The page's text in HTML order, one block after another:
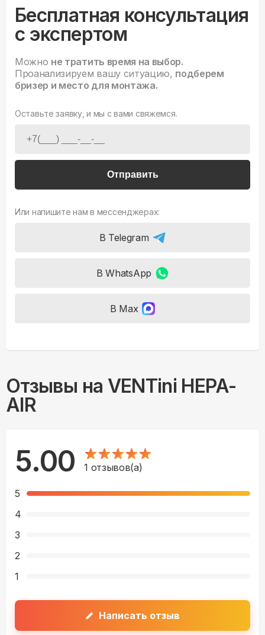
Бесплатная консультация
с экспертом
Можно не тратить время на выбор.
Проанализируем вашу ситуацию, подберем
бризер и место для монтажа.
Оставьте заявку, и мы с вами свяжемся.
Отправить
Или напишите нам в мессенджерах:
В Telegram
В WhatsApp
В Max
Отзывы на VENTini HEPA-
AIR
5.00 1 отзывов(а)
5
4
3
2
1
Написать отзыв